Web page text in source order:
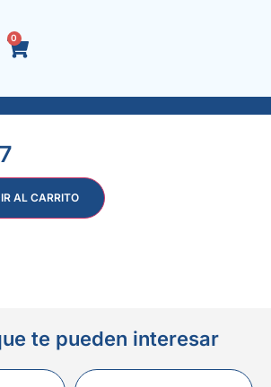
0
10 Pzas. CARDANICA MM. 2502
AL CARRITO
te pueden interesar